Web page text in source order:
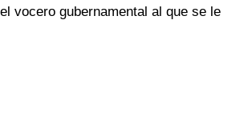
vocero gubernamental al que se le